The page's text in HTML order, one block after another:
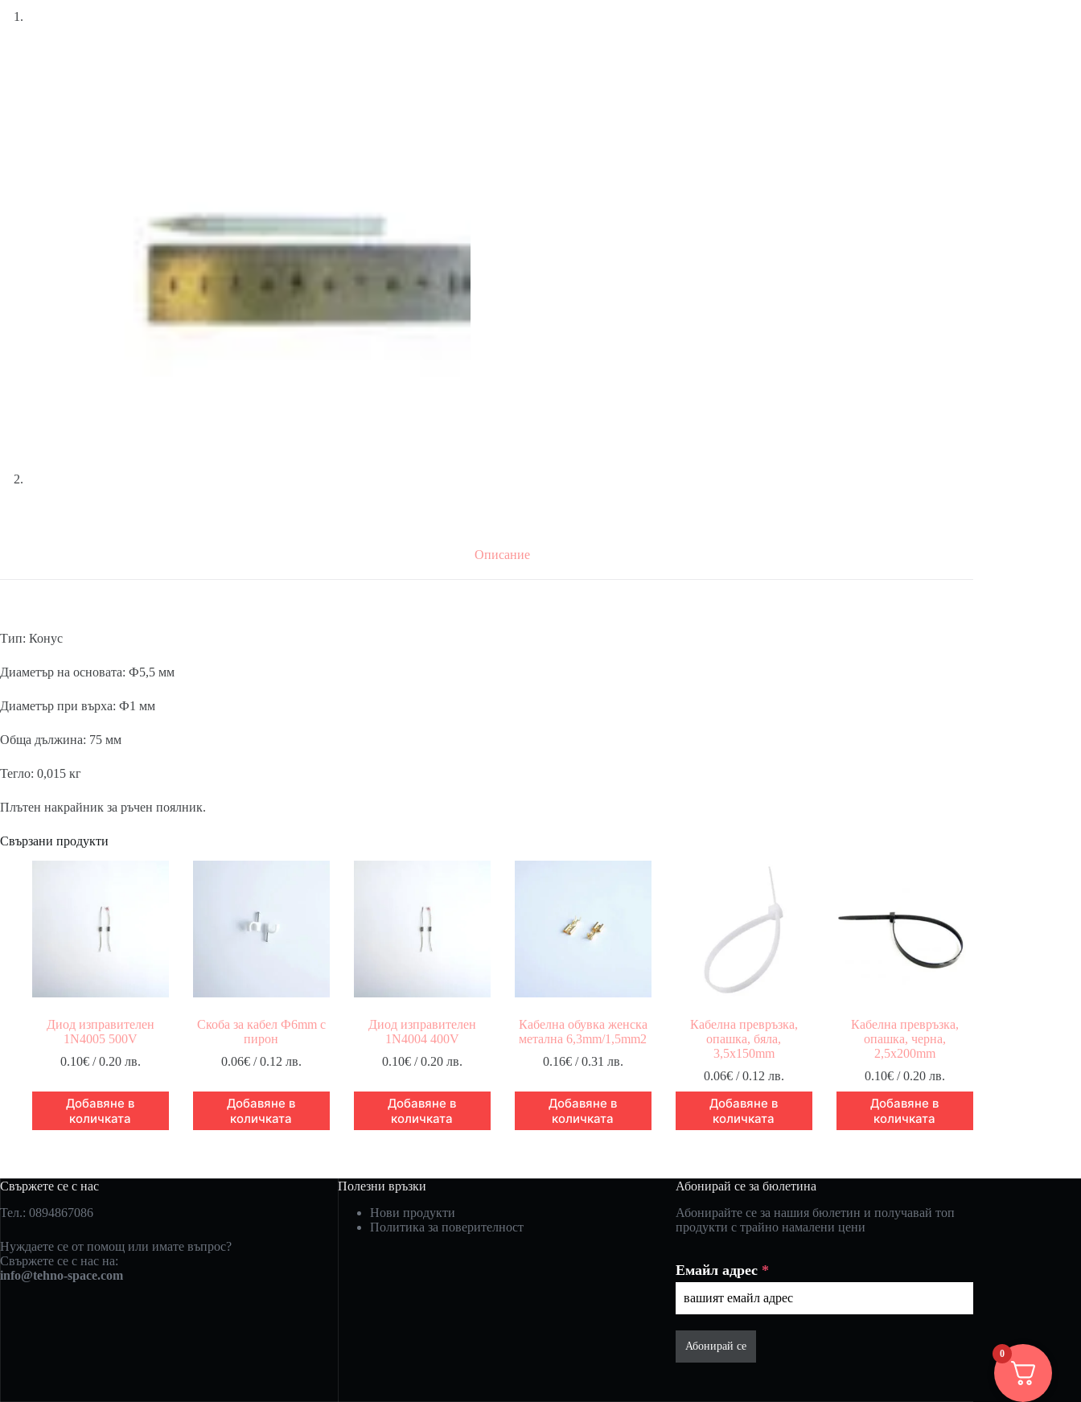
Описание
Тип: Конус
Диаметър на основата: Ф5,5 мм
Диаметър при върха: Ф1 мм
Обща дължина: 75 мм
Тегло: 0,015 кг
Плътен накрайник за ръчен поялник.
Свързани продукти
Диод изправителен
1N4005 500V
0.10€/ 0.20 лв.
Добавяне в
количката
Скоба за кабел Ф6mm с
пирон
0.06€/ 0.12 лв.
Добавяне в
количката
Диод изправителен
1N4004 400V
0.10€/ 0.20 лв.
Добавяне в
количката
Кабелна обувка женска
метална 6,3mm/1,5mm2
0.16€/ 0.31 лв.
Добавяне в
количката
Кабелна превръзка,
опашка, бяла,
3,5x150mm
0.06€/ 0.12 лв.
Добавяне в
количката
Кабелна превръзка,
опашка, черна,
2,5x200mm
0.10€/ 0.20 лв.
Добавяне в
количката
Свържете се с нас
Тел.: 0894867086
Нуждаете се от помощ или имате въпрос?
Свържете се с нас на:
info@tehno-space.com
Полезни връзки
Нови продукти
Политика за поверителност
Абонирай се за бюлетина
Абонирайте се за нашия бюлетин и получавай топ
продукти с трайно намалени цени
Емайл адрес *
Абонирай се
0